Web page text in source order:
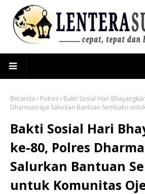
Beranda Polres
Bakti Sosial Hari
Dharmasraya Salurkan Bantuan Sembako
Bakti Sosial Hari
ke-80, Polres
Salurkan Bantuan
untuk Komunitas